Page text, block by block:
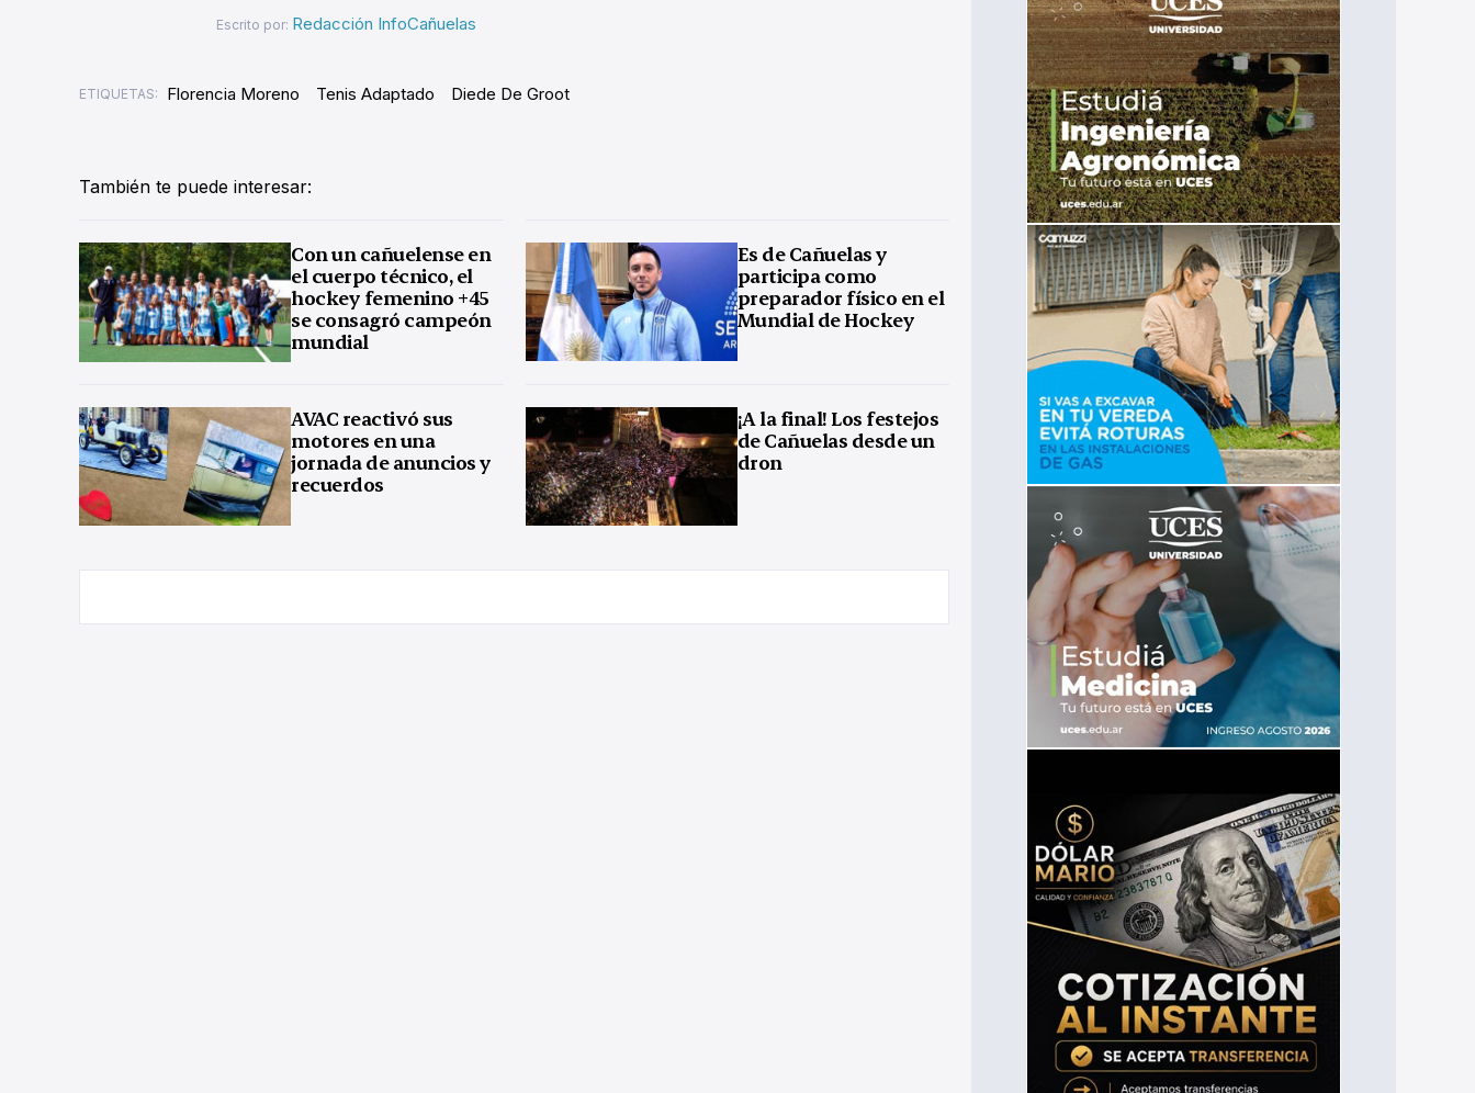
Escrito por: Redacción InfoCañuelas
ETIQUETAS: Florencia Moreno Tenis Adaptado Diede De Groot
También te puede interesar:
Con un cañuelense en
el cuerpo técnico, el
hockey femenino +45
se consagró campeón
mundial
Es de Cañuelas y
participa como
preparador físico en el
Mundial de Hockey
AVAC reactivó sus
motores en una
jornada de anuncios y
recuerdos
¡A la final! Los festejos
de Cañuelas desde un
dron